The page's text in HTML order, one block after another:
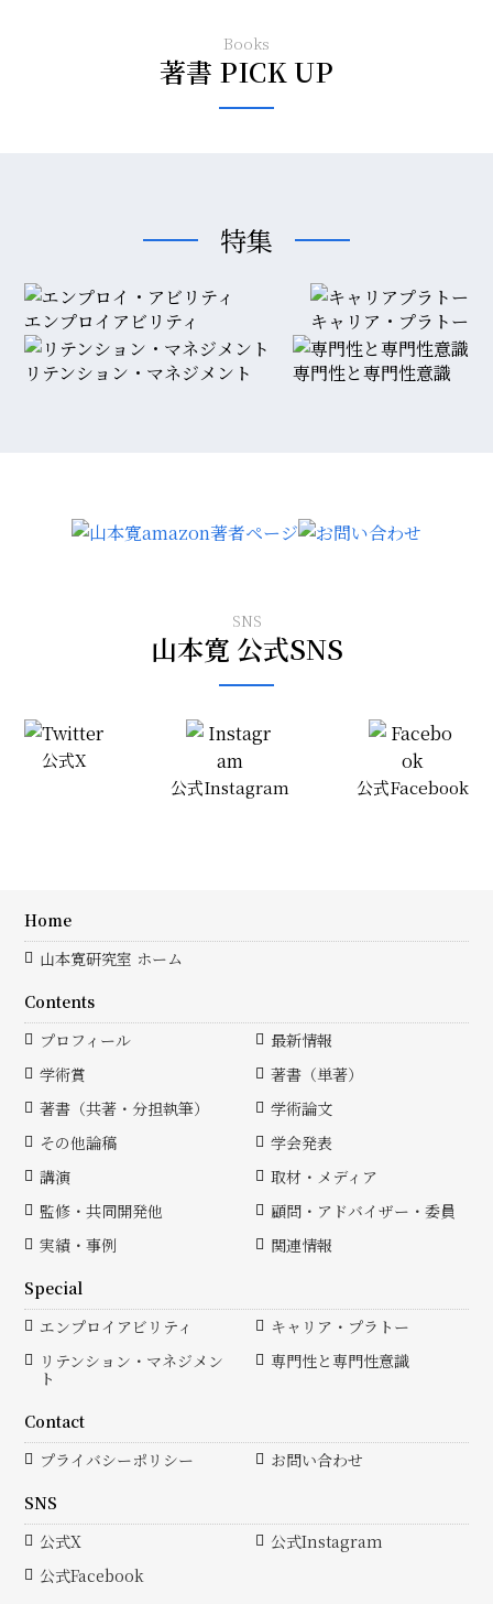
Books
著書 PICK UP
特集
エンプロイアビリティ キャリア・プラトー
リテンション・マネジメント 専門性と専門性意識
SNS
山本寛 公式SNS
公式X
公式Instagram
公式Facebook
Home
山本寛研究室 ホーム
Contents
プロフィール
最新情報
学術賞
著書（単著）
著書（共著・分担執筆）
学術論文
その他論稿
学会発表
講演
取材・メディア
監修・共同開発他
顧問・アドバイザー・委員
実績・事例
関連情報
Special
エンプロイアビリティ
キャリア・プラトー
リテンション・マネジメン
ト
専門性と専門性意識
Contact
プライバシーポリシー
お問い合わせ
SNS
公式X
公式Instagram
公式Facebook